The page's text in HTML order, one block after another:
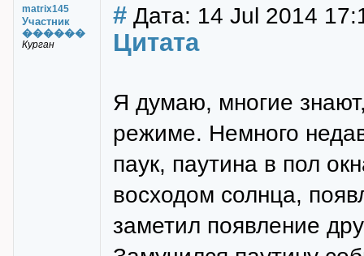
matrix145
Участник
������
Курган
# Дата: 14 Jul 2014
Цитата
Я думаю, многие
режиме. Немного
паук, паутина в пол
восходом солнца,
заметил появление